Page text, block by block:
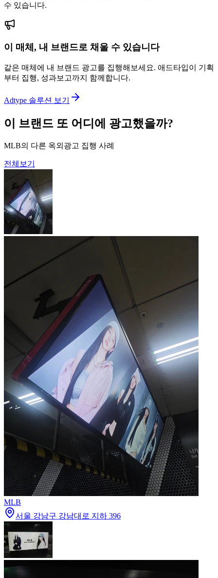
수 있습니다.
이 매체, 내 브랜드로 채울 수 있습니다
같은 매체에 내 브랜드 광고를 집행해보세요. 애드타입이 기획
부터 집행, 성과보고까지 함께합니다.
Adtype 솔루션 보기
이 브랜드 또 어디에 광고했을까?
MLB의 다른 옥외광고 집행 사례
전체보기
MLB
서울 강남구 강남대로 지하 396